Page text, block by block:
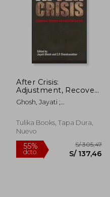
After Crisis:
Adjustment, Recovery
and Fragility in East
Asia (en Inglés)
Ghosh, Jayati ;
Tulika Books, Tapa Dura,
Nuevo